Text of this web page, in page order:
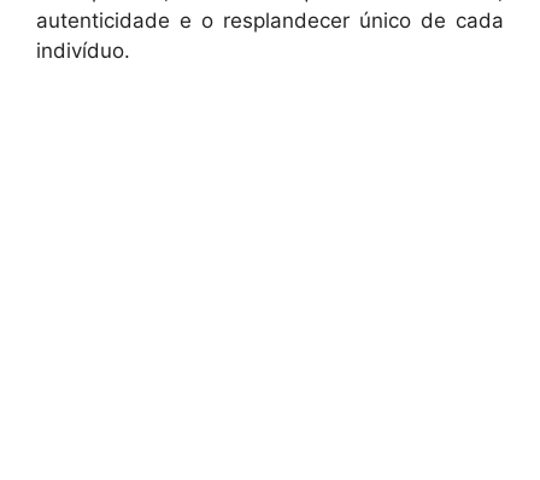
autenticidade e o resplandecer único de cada
indivíduo.